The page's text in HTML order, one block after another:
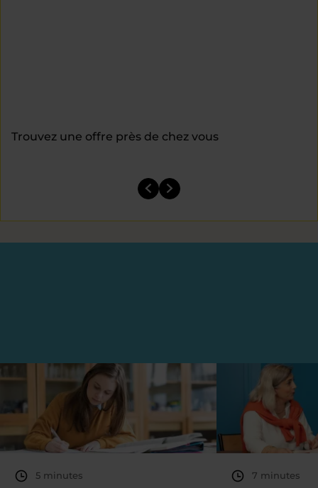
Trouvez une offre près de chez vous
5 minutes 7 minutes